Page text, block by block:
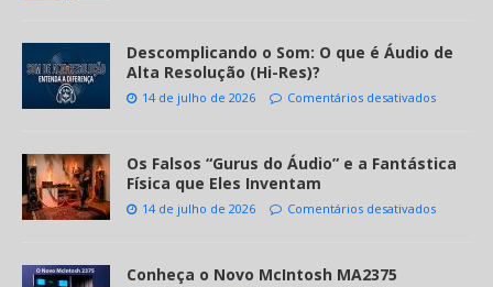
Descomplicando o Som: O que é Áudio de
Alta Resolução (Hi-Res)?
14 de julho de 2026 Comentários desativados
Os Falsos “Gurus do Áudio” e a Fantástica
Física que Eles Inventam
14 de julho de 2026 Comentários desativados
Conheça o Novo McIntosh MA2375